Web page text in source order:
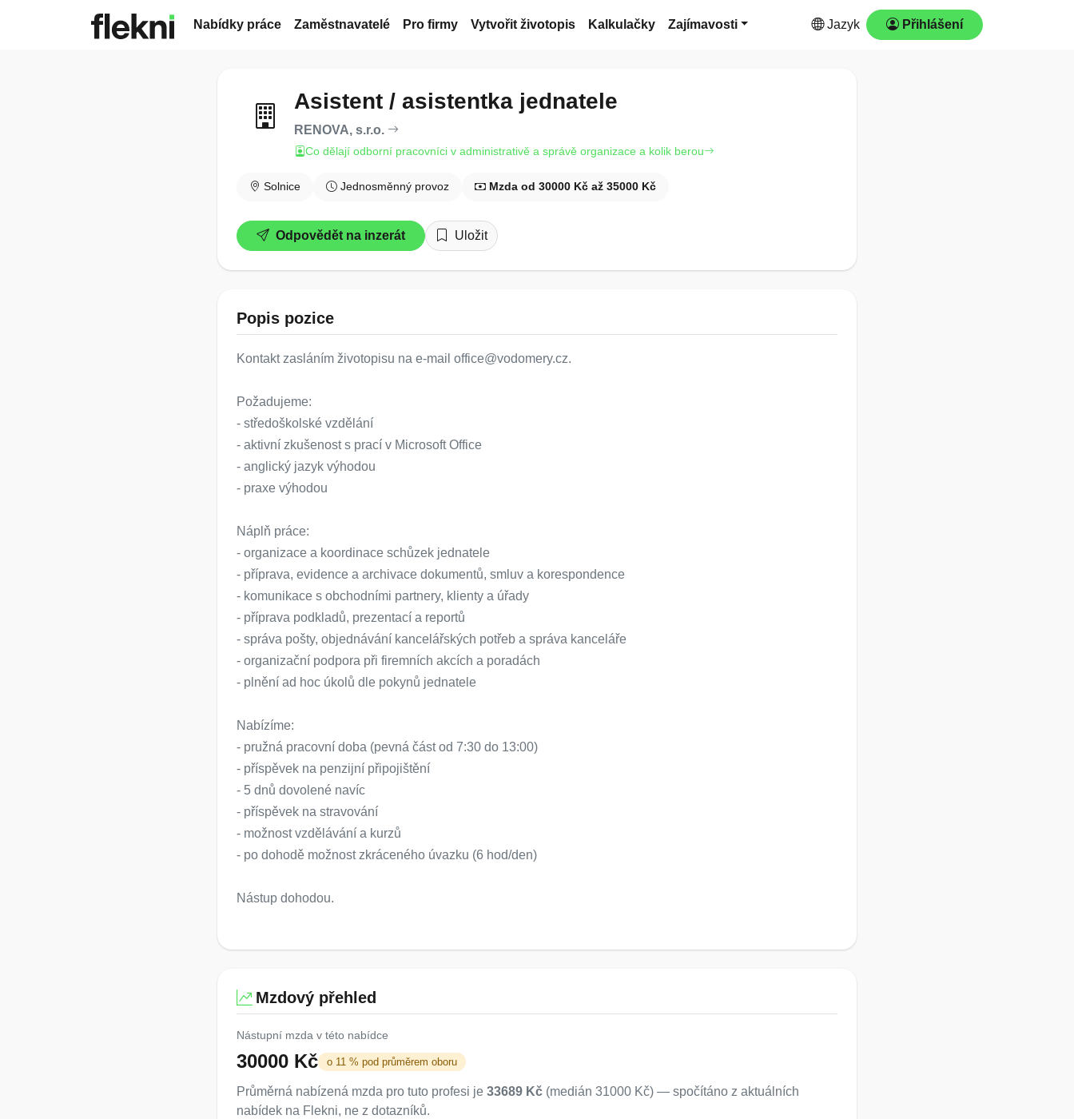
Nabídky práce Zaměstnavatelé Pro firmy Vytvořit životopis Kalkulačky Zajímavosti Jazyk Přihlášení
Asistent / asistentka jednatele
RENOVA, s.r.o.
Co dělají odborní pracovníci v administrativě a správě organizace a kolik berou
Solnice Jednosměnný provoz Mzda od 30000 Kč až 35000 Kč
Odpovědět na inzerát Uložit
Popis pozice
Kontakt zasláním životopisu na e-mail office@vodomery.cz.
Požadujeme:
- středoškolské vzdělání
- aktivní zkušenost s prací v Microsoft Office
- anglický jazyk výhodou
- praxe výhodou
Náplň práce:
- organizace a koordinace schůzek jednatele
- příprava, evidence a archivace dokumentů, smluv a korespondence
- komunikace s obchodními partnery, klienty a úřady
- příprava podkladů, prezentací a reportů
- správa pošty, objednávání kancelářských potřeb a správa kanceláře
- organizační podpora při firemních akcích a poradách
- plnění ad hoc úkolů dle pokynů jednatele
Nabízíme:
- pružná pracovní doba (pevná část od 7:30 do 13:00)
- příspěvek na penzijní připojištění
- 5 dnů dovolené navíc
- příspěvek na stravování
- možnost vzdělávání a kurzů
- po dohodě možnost zkráceného úvazku (6 hod/den)
Nástup dohodou.
Mzdový přehled
Nástupní mzda v této nabídce
30000 Kč o 11 % pod průměrem oboru
Průměrná nabízená mzda pro tuto profesi je 33689 Kč (medián 31000 Kč) — spočítáno z aktuálních
nabídek na Flekni, ne z dotazníků.